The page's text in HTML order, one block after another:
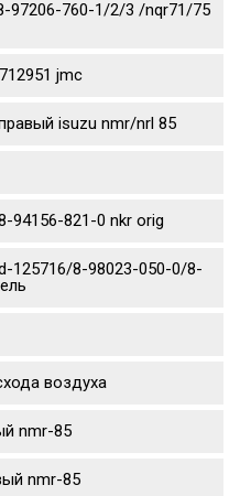
97206-760-1/2/3 /nqr71/75
jmc
isuzu nmr/nrl 85
94156-821-0 nkr orig
125716/8-98023-050-0/8-
воздуха
nmr-85
nmr-85